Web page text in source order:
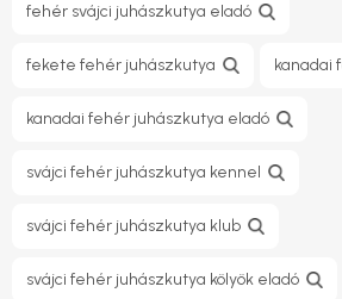
fehér svájci juhászkutya eladó
fekete fehér juhászkutya kanadai
kanadai fehér juhászkutya eladó
svájci fehér juhászkutya kennel
svájci fehér juhászkutya klub
svájci fehér juhászkutya kölyök eladó